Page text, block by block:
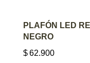
PLAFÓN LED
NEGRO
$62.900